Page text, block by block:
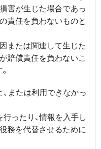
害が生じた場合であっ
責任を負わないものと
または関連して生じた
賠償責任を負わないこ
または利用できなかっ
行ったり、情報を入手し
務を代替させるために